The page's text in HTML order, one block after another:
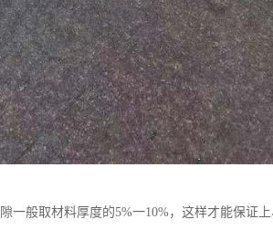
一般取材料厚度的5%一10%，这样才能保证